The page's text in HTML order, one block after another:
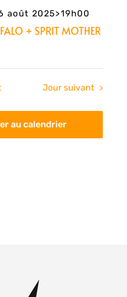
août 2025>19h00
+ SPRIT MOTHER
Jour suivant
au calendrier